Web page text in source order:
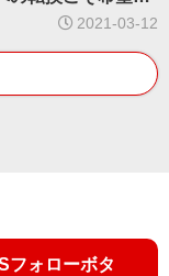
企画で笠井亮衆院
2021-03-12
フォローボタ